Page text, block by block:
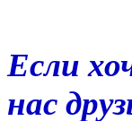
Если
нас